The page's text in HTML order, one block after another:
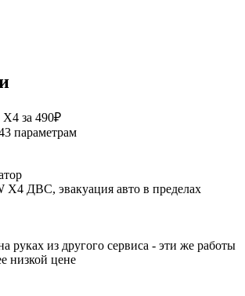
за 490₽
параметрам
ДВС, эвакуация авто в пределах
руках из другого сервиса - эти же работы
низкой цене